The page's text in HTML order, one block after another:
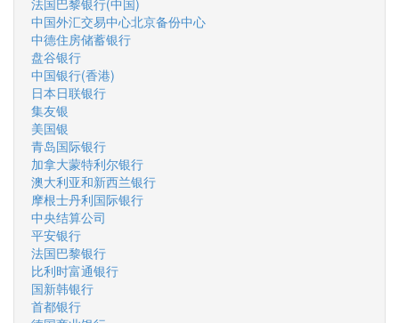
法国巴黎银行(中国)
中国外汇交易中心北京备份中心
中德住房储蓄银行
盘谷银行
中国银行(香港)
日本日联银行
集友银
美国银
青岛国际银行
加拿大蒙特利尔银行
澳大利亚和新西兰银行
摩根士丹利国际银行
中央结算公司
平安银行
法国巴黎银行
比利时富通银行
国新韩银行
首都银行